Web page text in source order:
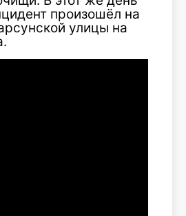
произошёл на
улицы на